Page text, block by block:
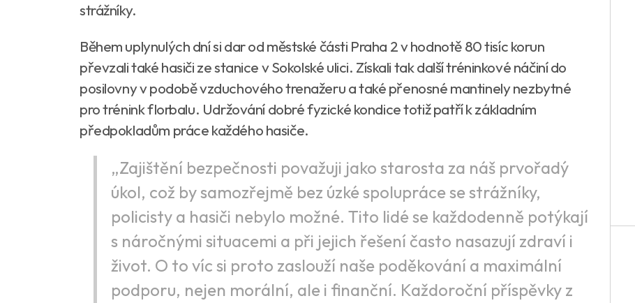
strážníky.
Během uplynulých dní si dar od městské části Praha 2 v hodnotě 80 tisíc korun
převzali také hasiči ze stanice v Sokolské ulici. Získali tak další tréninkové náčiní do
posilovny v podobě vzduchového trenažeru a také přenosné mantinely nezbytné
pro trénink florbalu. Udržování dobré fyzické kondice totiž patří k základním
předpokladům práce každého hasiče.
„Zajištění bezpečnosti považuji jako starosta za náš prvořadý
úkol, což by samozřejmě bez úzké spolupráce se strážníky,
policisty a hasiči nebylo možné. Tito lidé se každodenně potýkají
s náročnými situacemi a při jejich řešení často nasazují zdraví i
život. O to víc si proto zaslouží naše poděkování a maximální
podporu, nejen morální, ale i finanční. Každoroční příspěvky z